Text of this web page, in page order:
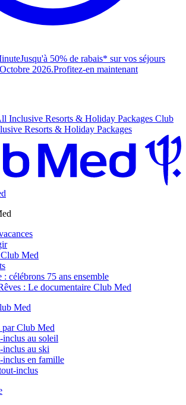
Jusqu'à 50% de rabais* sur vos séjours
2026.Profitez-en maintenant
Inclusive Resorts & Holiday Packages Club
Resorts & Holiday Packages
Med
célébrons 75 ans ensemble
: Le documentaire Club Med
Med
Club Med
inclus au soleil
inclus au ski
inclus en famille
inclus